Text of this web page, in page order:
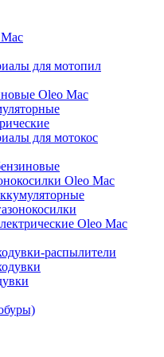
для мотопил
Oleo Mac
для мотокос
Oleo Mac
Oleo Mac
распылители